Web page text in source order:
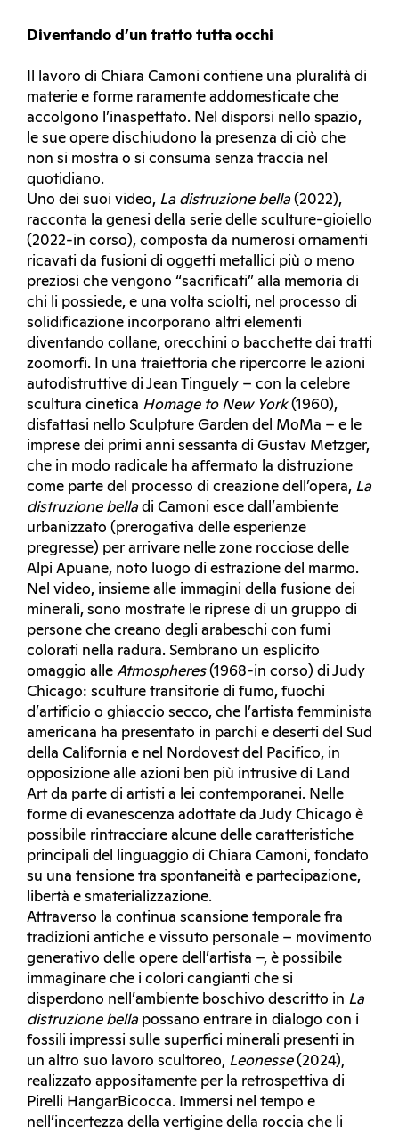
Diventando d’un tratto tutta occhi
Il lavoro di Chiara Camoni contiene una pluralità di
materie e forme raramente addomesticate che
accolgono l’inaspettato. Nel disporsi nello spazio,
le sue opere dischiudono la presenza di ciò che
non si mostra o si consuma senza traccia nel
quotidiano.
Uno dei suoi video, La distruzione bella(2022),
racconta la genesi della serie delle sculture-gioiello
(2022-in corso), composta da numerosi ornamenti
ricavati da fusioni di oggetti metallici più o meno
preziosi che vengono “sacrificati” alla memoria di
chi li possiede, e una volta sciolti, nel processo di
solidificazione incorporano altri elementi
diventando collane, orecchini o bacchette dai tratti
zoomorfi. In una traiettoria che ripercorre le azioni
autodistruttive di Jean Tinguely – con la celebre
scultura cinetica Homage to New York(1960),
disfattasi nello Sculpture Garden del MoMa – e le
imprese dei primi anni sessanta di Gustav Metzger,
che in modo radicale ha affermato la distruzione
come parte del processo di creazione dell’opera, La
distruzione belladi Camoni esce dall’ambiente
urbanizzato (prerogativa delle esperienze
pregresse) per arrivare nelle zone rocciose delle
Alpi Apuane, noto luogo di estrazione del marmo.
Nel video, insieme alle immagini della fusione dei
minerali, sono mostrate le riprese di un gruppo di
persone che creano degli arabeschi con fumi
colorati nella radura. Sembrano un esplicito
omaggio alle Atmospheres(1968-in corso) di Judy
Chicago: sculture transitorie di fumo, fuochi
d’artificio o ghiaccio secco, che l’artista femminista
americana ha presentato in parchi e deserti del Sud
della California e nel Nordovest del Pacifico, in
opposizione alle azioni ben più intrusive di Land
Art da parte di artisti a lei contemporanei. Nelle
forme di evanescenza adottate da Judy Chicago è
possibile rintracciare alcune delle caratteristiche
principali del linguaggio di Chiara Camoni, fondato
su una tensione tra spontaneità e partecipazione,
libertà e smaterializzazione.
Attraverso la continua scansione temporale fra
tradizioni antiche e vissuto personale – movimento
generativo delle opere dell’artista –, è possibile
immaginare che i colori cangianti che si
disperdono nell’ambiente boschivo descritto in La
distruzione bellapossano entrare in dialogo con i
fossili impressi sulle superfici minerali presenti in
un altro suo lavoro scultoreo, Leonesse(2024),
realizzato appositamente per la retrospettiva di
Pirelli HangarBicocca. Immersi nel tempo e
nell’incertezza della vertigine della roccia che li